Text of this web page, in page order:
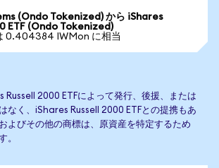
(Ondo Tokenized) から iShares
ETF (Ondo Tokenized)
0.404384 IWMon に相当
Russell 2000 ETFによって発行、後援、または
なく、iShares Russell 2000 ETFとの提携もあ
よびその他の商標は、原資産を特定するため
。